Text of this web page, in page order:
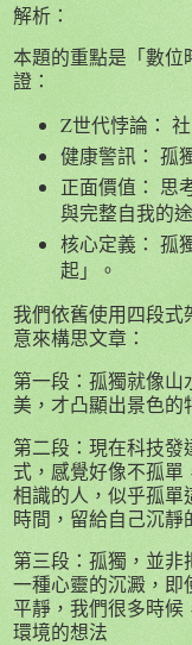
解析：
本題的重點是「數位
證：
Z世代悖論：
健康警訊： 孤
正面價值： 思
與完整自我的
核心定義： 孤
起」。
我們依舊使用四段式
意來構思文章：
第一段：孤獨就像山
美，才凸顯出景色的
第二段：現在科技
式，感覺好像不孤單
相識的人，似乎孤單
時間，留給自己沉靜
第三段：孤獨，並
一種心靈的沉澱，即
平靜，我們很多時候
環境的想法